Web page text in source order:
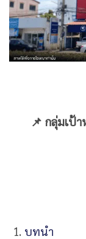
📌 กลุ่มเป้
บทนำ